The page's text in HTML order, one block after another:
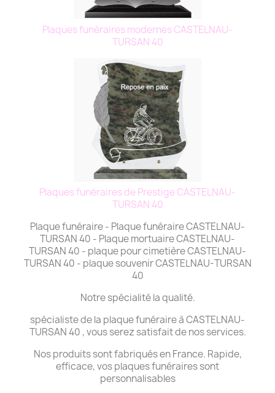
Plaques funéraires modernes CASTELNAU-
TURSAN 40
Plaques funéraires de Prestige CASTELNAU-
TURSAN 40
Plaque funéraire - Plaque funéraire CASTELNAU-
TURSAN 40 - Plaque mortuaire CASTELNAU-
TURSAN 40 - plaque pour cimetière CASTELNAU-
TURSAN 40 - plaque souvenir CASTELNAU-TURSAN
40
Notre spécialité la qualité.
spécialiste de la plaque funéraire à CASTELNAU-
TURSAN 40 , vous serez satisfait de nos services.
Nos produits sont fabriqués en France. Rapide,
efficace, vos plaques funéraires sont
personnalisables